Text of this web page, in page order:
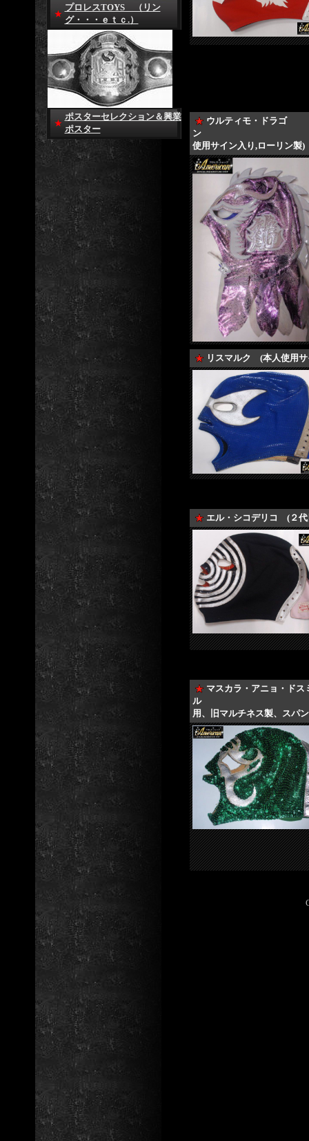
プロレスTOYS （リン
グ・・・ｅｔｃ.）
ポスターセレクション＆興業
ポスター
ウルティモ・ドラゴ
ン (
使用サイン入り,ローリン製)
リスマルク (本人使用
エル・シコデリコ (２代
マスカラ・アニョ・ドス
ル (本
用、旧マルチネス製、スパ